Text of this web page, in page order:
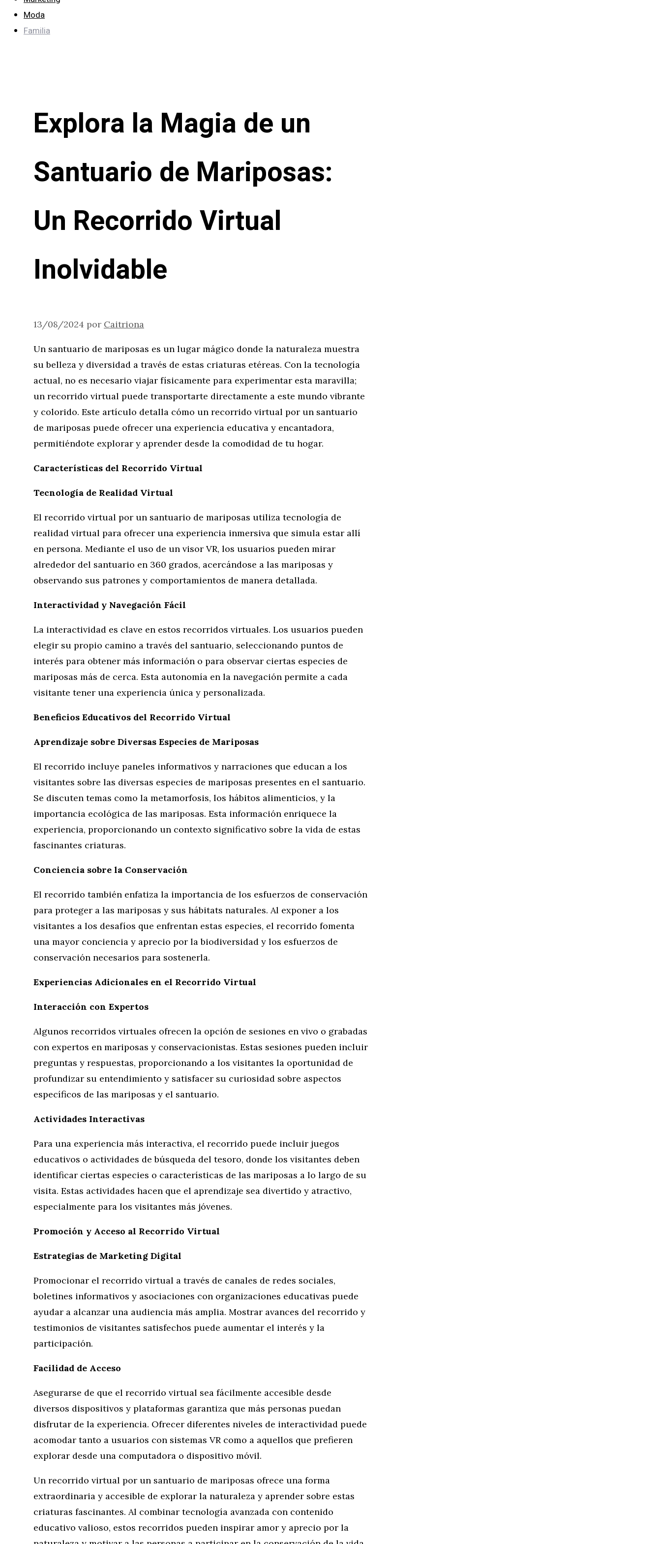
Moda
Familia
Explora la Magia de un
Santuario de Mariposas:
Un Recorrido Virtual
Inolvidable
13/08/2024 por Caitriona
Un santuario de mariposas es un lugar mágico donde la naturaleza muestra
su belleza y diversidad a través de estas criaturas etéreas. Con la tecnología
actual, no es necesario viajar físicamente para experimentar esta maravilla;
un recorrido virtual puede transportarte directamente a este mundo vibrante
y colorido. Este artículo detalla cómo un recorrido virtual por un santuario
de mariposas puede ofrecer una experiencia educativa y encantadora,
permitiéndote explorar y aprender desde la comodidad de tu hogar.
Características del Recorrido Virtual
Tecnología de Realidad Virtual
El recorrido virtual por un santuario de mariposas utiliza tecnología de
realidad virtual para ofrecer una experiencia inmersiva que simula estar allí
en persona. Mediante el uso de un visor VR, los usuarios pueden mirar
alrededor del santuario en 360 grados, acercándose a las mariposas y
observando sus patrones y comportamientos de manera detallada.
Interactividad y Navegación Fácil
La interactividad es clave en estos recorridos virtuales. Los usuarios pueden
elegir su propio camino a través del santuario, seleccionando puntos de
interés para obtener más información o para observar ciertas especies de
mariposas más de cerca. Esta autonomía en la navegación permite a cada
visitante tener una experiencia única y personalizada.
Beneficios Educativos del Recorrido Virtual
Aprendizaje sobre Diversas Especies de Mariposas
El recorrido incluye paneles informativos y narraciones que educan a los
visitantes sobre las diversas especies de mariposas presentes en el santuario.
Se discuten temas como la metamorfosis, los hábitos alimenticios, y la
importancia ecológica de las mariposas. Esta información enriquece la
experiencia, proporcionando un contexto significativo sobre la vida de estas
fascinantes criaturas.
Conciencia sobre la Conservación
El recorrido también enfatiza la importancia de los esfuerzos de conservación
para proteger a las mariposas y sus hábitats naturales. Al exponer a los
visitantes a los desafíos que enfrentan estas especies, el recorrido fomenta
una mayor conciencia y aprecio por la biodiversidad y los esfuerzos de
conservación necesarios para sostenerla.
Experiencias Adicionales en el Recorrido Virtual
Interacción con Expertos
Algunos recorridos virtuales ofrecen la opción de sesiones en vivo o grabadas
con expertos en mariposas y conservacionistas. Estas sesiones pueden incluir
preguntas y respuestas, proporcionando a los visitantes la oportunidad de
profundizar su entendimiento y satisfacer su curiosidad sobre aspectos
específicos de las mariposas y el santuario.
Actividades Interactivas
Para una experiencia más interactiva, el recorrido puede incluir juegos
educativos o actividades de búsqueda del tesoro, donde los visitantes deben
identificar ciertas especies o características de las mariposas a lo largo de su
visita. Estas actividades hacen que el aprendizaje sea divertido y atractivo,
especialmente para los visitantes más jóvenes.
Promoción y Acceso al Recorrido Virtual
Estrategias de Marketing Digital
Promocionar el recorrido virtual a través de canales de redes sociales,
boletines informativos y asociaciones con organizaciones educativas puede
ayudar a alcanzar una audiencia más amplia. Mostrar avances del recorrido y
testimonios de visitantes satisfechos puede aumentar el interés y la
participación.
Facilidad de Acceso
Asegurarse de que el recorrido virtual sea fácilmente accesible desde
diversos dispositivos y plataformas garantiza que más personas puedan
disfrutar de la experiencia. Ofrecer diferentes niveles de interactividad puede
acomodar tanto a usuarios con sistemas VR como a aquellos que prefieren
explorar desde una computadora o dispositivo móvil.
Un recorrido virtual por un santuario de mariposas ofrece una forma
extraordinaria y accesible de explorar la naturaleza y aprender sobre estas
criaturas fascinantes. Al combinar tecnología avanzada con contenido
educativo valioso, estos recorridos pueden inspirar amor y aprecio por la